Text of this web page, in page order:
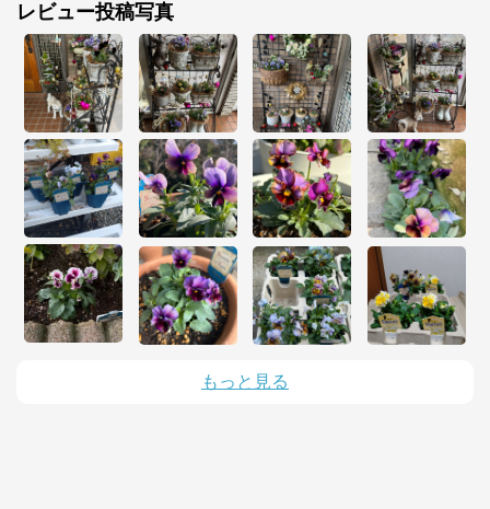
レビュー投稿写真
もっと見る
サカタのタネ オンラインショップ
公式ECサイト
※外部サイトが開きます
サカタのタネ オンラインショップからのコメ
ント
サカタのタネ オンラインショップ
https://sakata-netshop.com/shop/default.aspx
タネが運営するオンラインショップです。花と野菜、
園芸用品を中心に、ガーデニングを愛好される皆様の